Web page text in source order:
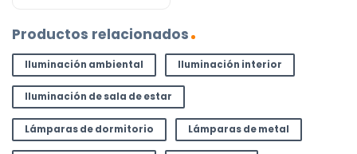
Productos relacionados
Iluminación ambiental Iluminación interior
Iluminación de sala de estar
Lámparas de dormitorio Lámparas de metal